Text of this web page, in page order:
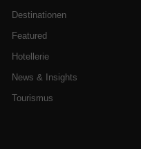
Destinationen
Featured
Hotellerie
News & Insights
Tourismus